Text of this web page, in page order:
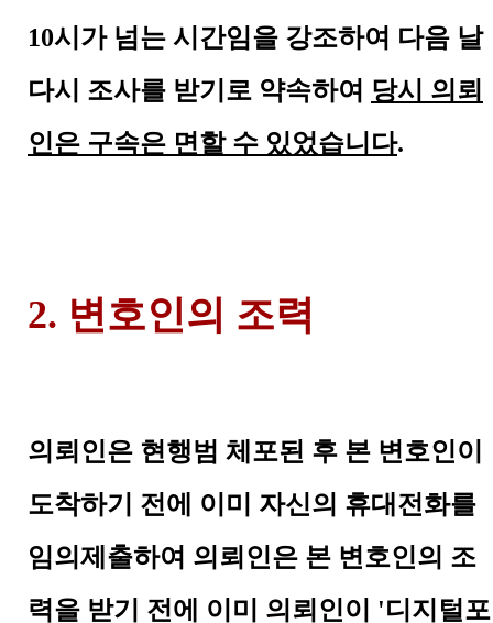
10시가 넘는 시간임을 강조하여 다음 날
다시 조사를 받기로 약속하여 당시 의뢰
인은 구속은 면할 수 있었습니다.
2. 변호인의 조력
의뢰인은 현행범 체포된 후 본 변호인이
도착하기 전에 이미 자신의 휴대전화를
임의제출하여 의뢰인은 본 변호인의 조
력을 받기 전에 이미 의뢰인이 '디지털포